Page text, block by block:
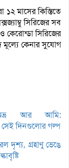
১২ মাসের কিস্তিতে
সিরিজের সব
কেরোন্ডা সিরিজের
মূল্যে কেনার সুযোগ
আর আমি:
দিনগুলোর গল্প
দৃশ্য, গ্রহাণু ভেঙে